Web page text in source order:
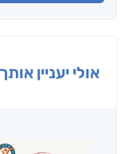
אולי יעניין